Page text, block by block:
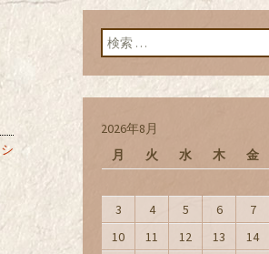
シ
検索:
2026年8月
月
火 水 木 金
3
4 5 6 7
10
11 12 13 14